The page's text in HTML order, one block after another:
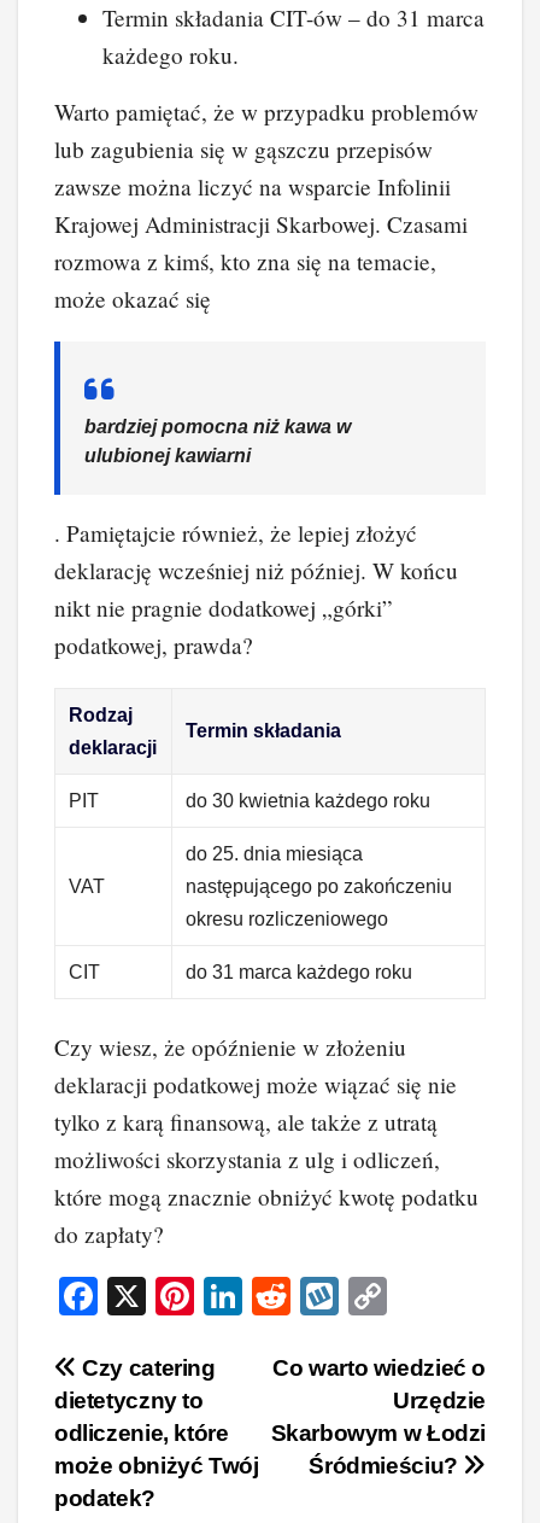
Termin składania CIT-ów – do 31 marca
każdego roku.
Warto pamiętać, że w przypadku problemów
lub zagubienia się w gąszczu przepisów
zawsze można liczyć na wsparcie Infolinii
Krajowej Administracji Skarbowej. Czasami
rozmowa z kimś, kto zna się na temacie,
może okazać się
bardziej pomocna niż kawa w
ulubionej kawiarni
. Pamiętajcie również, że lepiej złożyć
deklarację wcześniej niż później. W końcu
nikt nie pragnie dodatkowej „górki”
podatkowej, prawda?
Rodzaj
deklaracji
Termin składania
PIT do 30 kwietnia każdego roku
VAT
do 25. dnia miesiąca
następującego po zakończeniu
okresu rozliczeniowego
CIT do 31 marca każdego roku
Czy wiesz, że opóźnienie w złożeniu
deklaracji podatkowej może wiązać się nie
tylko z karą finansową, ale także z utratą
możliwości skorzystania z ulg i odliczeń,
które mogą znacznie obniżyć kwotę podatku
do zapłaty?
F
c
e
b
o
X
Pi
er
e
st
Li
dI
n
R
d
t
W
o
p
y
Li
n
Nawigacja
wpisu
Co warto wiedzieć o
Urzędzie
Skarbowym w Łodzi
Śródmieściu?
Czy catering
dietetyczny to
odliczenie, które
może obniżyć Twój
podatek?